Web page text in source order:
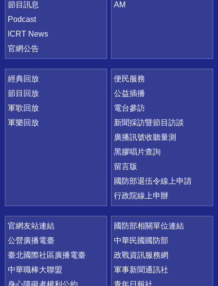
節目訊息
Podcast
ICRT News
官網公告
AM
經典回放
節目回放
軍歌回放
軍樂回放
便民服務
公益插播
電台參訪
新聞採訪暨節目訪談
廣播訊號收聽量測
黑膠唱片查詢
留言版
國防部退伍令線上申請
行政院線上申辦
官網友站連結
公營廣播電臺
臺北國際社區廣播電臺
中華職棒大聯盟
身心障礙者權利公約
國防部相關單位連結
中華民國國防部
政戰資訊服務網
軍事新聞通訊社
青年日報社